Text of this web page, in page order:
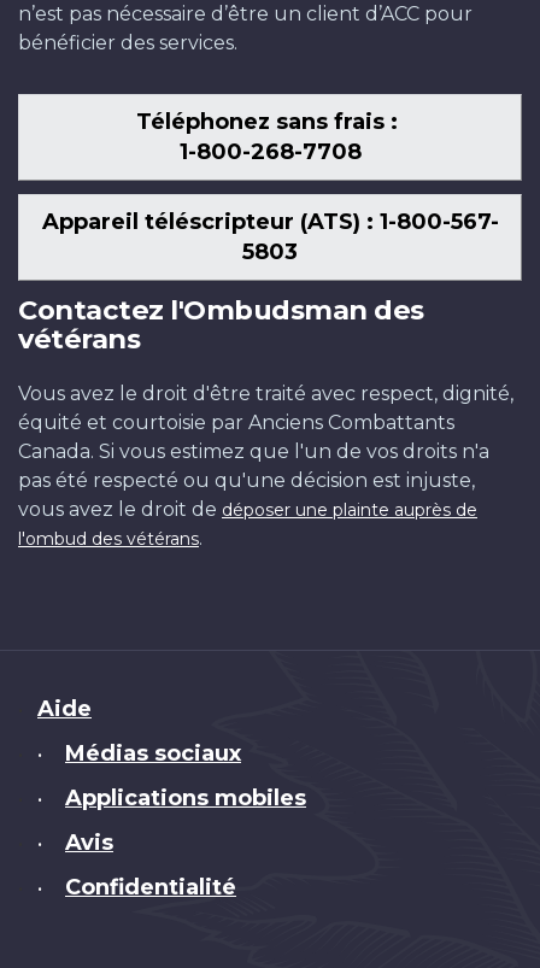
n’est pas nécessaire d’être un client d’ACC pour
bénéficier des services.
Téléphonez sans frais :
1-800-268-7708
Appareil téléscripteur (ATS) : 1-800-567-
5803
Contactez l'Ombudsman des
vétérans
Vous avez le droit d'être traité avec respect, dignité,
équité et courtoisie par Anciens Combattants
Canada. Si vous estimez que l'un de vos droits n'a
pas été respecté ou qu'une décision est injuste,
vous avez le droit de déposer une plainte auprès de
l'ombud des vétérans.
Brand
Aide
• Médias sociaux
• Applications mobiles
• Avis
• Confidentialité